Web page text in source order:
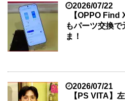
2026/07/22
【OPPO Find
もパーツ交換で
ま！
2026/07/21
【PS VITA】